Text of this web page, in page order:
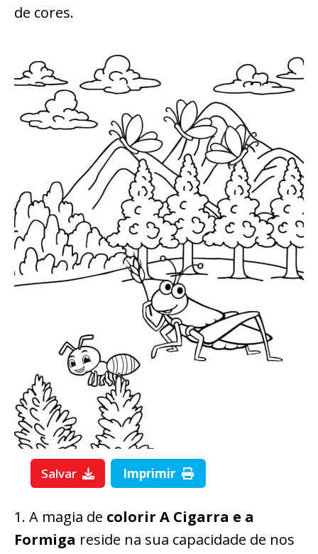
de cores.
Salvar Imprimir
1. A magia de colorir A Cigarra e a
Formiga reside na sua capacidade de nos